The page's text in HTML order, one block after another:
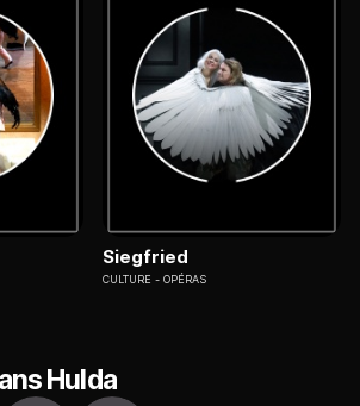
Siegfried
CULTURE OPÉRAS
Hulda